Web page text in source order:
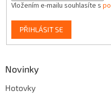
Vložením e-mailu souhlasíte s
PŘIHLÁSIT SE
Novinky
Hotovky